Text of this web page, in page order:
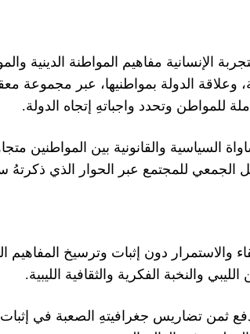
الإنسانية مفاهيم المواطنة الدينية
، وعلاقة الدولة بمواطنيها، عبر مجموعة
للمواطن وتحدد واجباتهِ إتجاه الدولة.
السياسية والقانونية بين المواطنين
الجمعي للمجتمع عبر الحوار الذي ذكرتهُ
والاستمرار دون إثبات وترسيخ المفاهيم
والنخبة الفكرية والثقافية الليبية.
دفع ثمن تضاريس جغرافيتهِ الصعبة في